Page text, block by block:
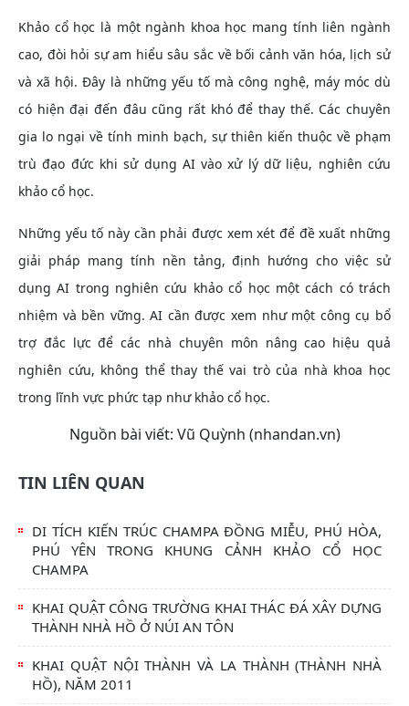
Khảo cổ học là một ngành khoa học mang tính liên ngành
cao, đòi hỏi sự am hiểu sâu sắc về bối cảnh văn hóa, lịch sử
và xã hội. Đây là những yếu tố mà công nghệ, máy móc dù
có hiện đại đến đâu cũng rất khó để thay thế. Các chuyên
gia lo ngại về tính minh bạch, sự thiên kiến thuộc về phạm
trù đạo đức khi sử dụng AI vào xử lý dữ liệu, nghiên cứu
khảo cổ học.
Những yếu tố này cần phải được xem xét để đề xuất những
giải pháp mang tính nền tảng, định hướng cho việc sử
dụng AI trong nghiên cứu khảo cổ học một cách có trách
nhiệm và bền vững. AI cần được xem như một công cụ bổ
trợ đắc lực để các nhà chuyên môn nâng cao hiệu quả
nghiên cứu, không thể thay thế vai trò của nhà khoa học
trong lĩnh vực phức tạp như khảo cổ học.
Nguồn bài viết: Vũ Quỳnh (nhandan.vn)
TIN LIÊN QUAN
DI TÍCH KIẾN TRÚC CHAMPA ĐỒNG MIỄU, PHÚ HÒA,
PHÚ YÊN TRONG KHUNG CẢNH KHẢO CỔ HỌC
CHAMPA
KHAI QUẬT CÔNG TRƯỜNG KHAI THÁC ĐÁ XÂY DỰNG
THÀNH NHÀ HỒ Ở NÚI AN TÔN
KHAI QUẬT NỘI THÀNH VÀ LA THÀNH (THÀNH NHÀ
HỒ), NĂM 2011